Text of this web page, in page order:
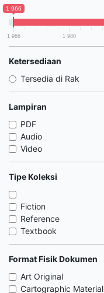
1 966
1 966 1 980
Ketersediaan
Tersedia di Rak
Lampiran
PDF
Audio
Video
Tipe Koleksi
Fiction
Reference
Textbook
Format Fisik Dokumen
Art Original
Cartographic Material